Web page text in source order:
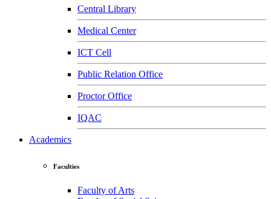
Central Library
Medical Center
ICT Cell
Public Relation Office
Proctor Office
IQAC
Academics
Faculties
Faculty of Arts